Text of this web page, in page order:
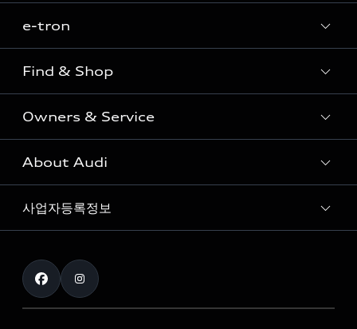
Sedan
SUV
Coupe
S range
e-tron
e-tron
Find & Shop
전시장/AAP 전시장/AS센터
아우디 신차 재고
아우디 모델 비교하기
아우디 공식 인증 중고차
The new Audi A6 Taste Drive 이벤트
Owners & Service
고객안내
Audi Connect
myAudiworld
내비게이션 데이터 다운로드
아우디 영상 매뉴얼
About Audi
아우디 브랜드
Formula 1
Audi Story
사업자등록정보
통신판매업신고번호 : 2024-서울종로-1079
대표자명 : 틸 셰어